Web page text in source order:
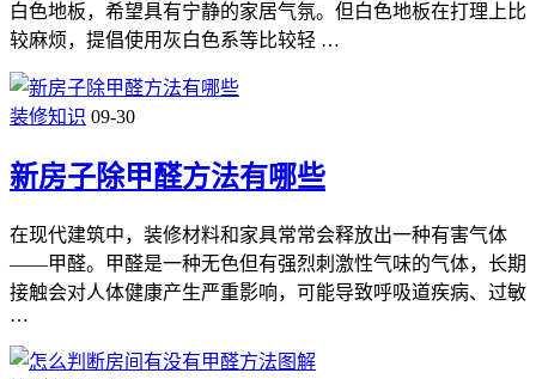
白色地板，希望具有宁静的家居气氛。但白色地板在打理上比
较麻烦，提倡使用灰白色系等比较轻 …
装修知识 09-30
新房子除甲醛方法有哪些
在现代建筑中，装修材料和家具常常会释放出一种有害气体
——甲醛。甲醛是一种无色但有强烈刺激性气味的气体，长期
接触会对人体健康产生严重影响，可能导致呼吸道疾病、过敏
…